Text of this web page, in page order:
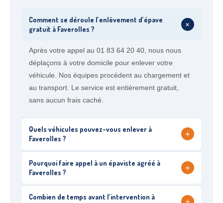
Comment se déroule l’enlèvement d’épave
gratuit à Faverolles ?
+
Après votre appel au 01 83 64 20 40, nous nous
déplaçons à votre domicile pour enlever votre
véhicule. Nos équipes procèdent au chargement et
au transport. Le service est entièrement gratuit,
sans aucun frais caché.
Quels véhicules pouvez-vous enlever à
Faverolles ?
+
Pourquoi faire appel à un épaviste agréé à
Faverolles ?
+
Combien de temps avant l’intervention à